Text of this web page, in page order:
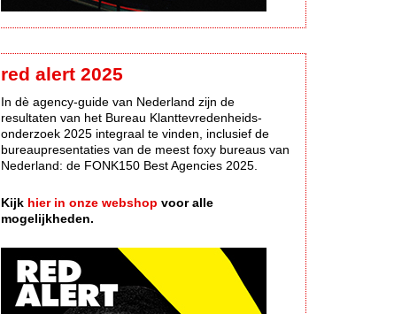
red alert 2025
In dè agency-guide van Nederland zijn de
resultaten van het Bureau Klanttevredenheids-
onderzoek 2025 integraal te vinden, inclusief de
bureaupresentaties van de meest foxy bureaus van
Nederland: de FONK150 Best Agencies 2025.
Kijk hier in onze webshop voor alle
mogelijkheden.